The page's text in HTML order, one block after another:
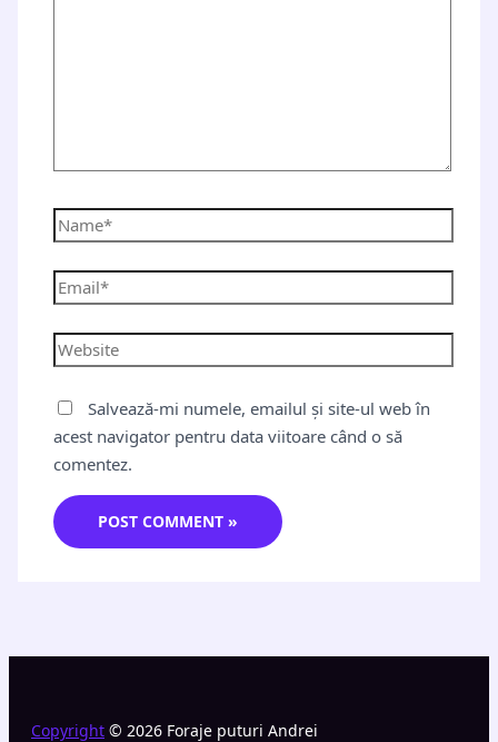
Salvează-mi numele, emailul și site-ul web în
acest navigator pentru data viitoare când o să
comentez.
Copyright © 2026 Foraje puturi Andrei